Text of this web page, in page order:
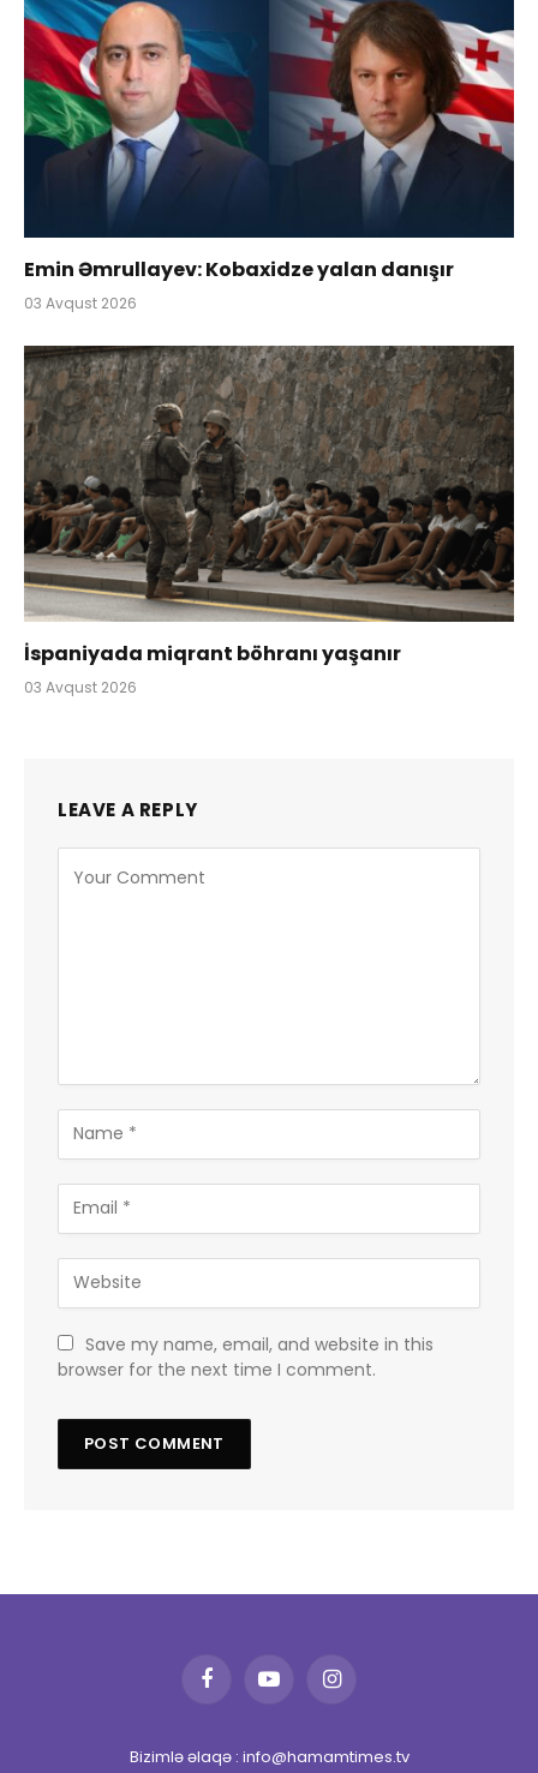
Emin Əmrullayev: Kobaxidze yalan danışır
03 Avqust 2026
İspaniyada miqrant böhranı yaşanır
03 Avqust 2026
LEAVE A REPLY
Save my name, email, and website in this
browser for the next time I comment.
FacebookYouTubeInstagram
Bizimlə əlaqə : info@hamamtimes.tv